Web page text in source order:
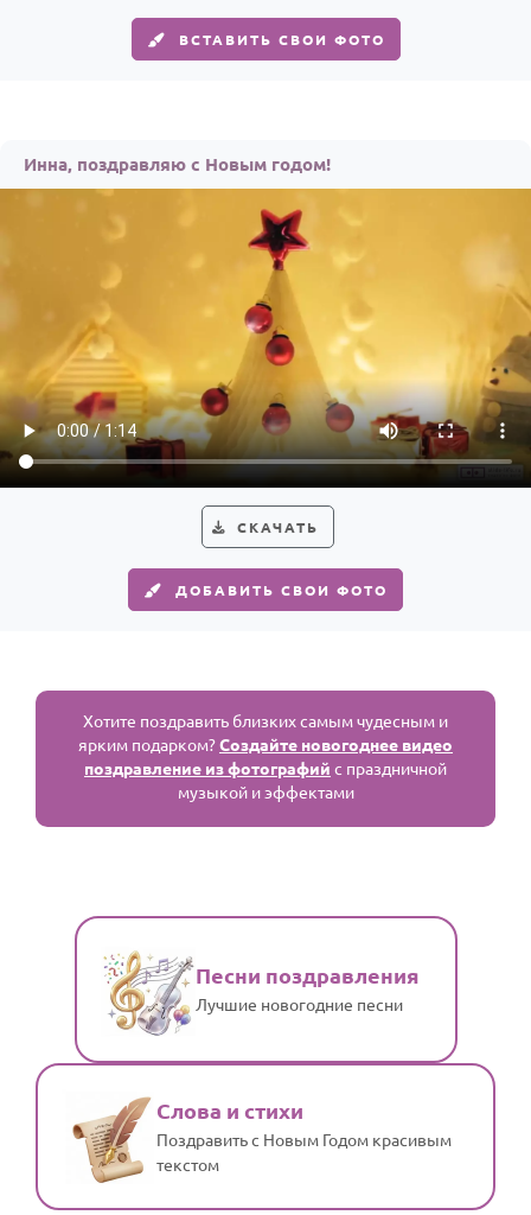
Женщине
Мужчине
Детям
ПЕРСОНАЛЬНЫЕ
Пожелания
По именам
По годам
ВСТАВИТЬ СВОИ ФОТО
Инна, поздравляю с Новым годом!
СКАЧАТЬ
ДОБАВИТЬ СВОИ ФОТО
Хотите поздравить близких самым чудесным и
ярким подарком?Создайте новогоднее видео
поздравление из фотографий с праздничной
музыкой и эффектами
Песни поздравления
Лучшие новогодние песни
Слова и стихи
Поздравить с Новым Годом красивым
текстом